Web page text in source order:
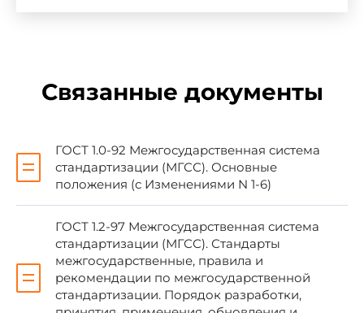
обществом "Научно-исследовательский центр
контроля и диагностики технических систем" на
2 ВНЕСЕН Федеральным агентством по
техническому регулированию и метрологии
3 ПРИНЯТ Межгосударственным советом
по стандартизации, метрологии и
сертификации (протокол N 28 от 9 декабря
2005 г.)
Связанные документы
ГОСТ 1.0-92 Межгосударственная система
стандартизации (МГСС). Основные
положения (с Изменениями N 1-6)
ГОСТ 1.2-97 Межгосударственная система
стандартизации (МГСС). Стандарты
межгосударственные, правила и
рекомендации по межгосударственной
стандартизации. Порядок разработки,